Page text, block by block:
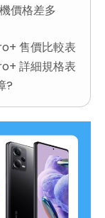
價格差多
售價比較表
詳細規格表
?